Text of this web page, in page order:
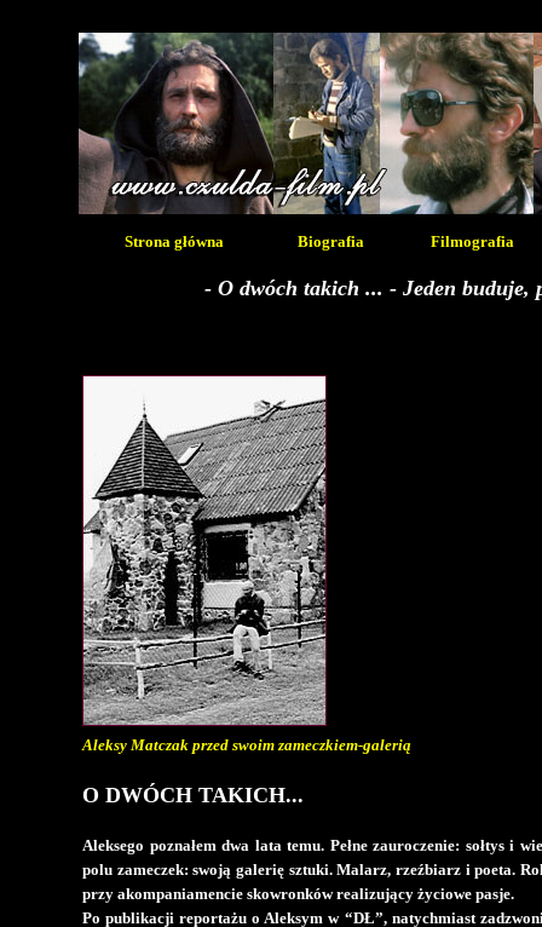
Strona główna Biografia Filmografia
- O dwóch takich ... - Jeden
Aleksy Matczak przed swoim zameczkiem-galerią
O DWÓCH TAKICH...
Aleksego poznałem dwa lata temu. Pełne zauroczenie: sołtys i
polu zameczek: swoją galerię sztuki. Malarz, rzeźbiarz i poeta.
przy akompaniamencie skowronków realizujący życiowe pasje.
Po publikacji reportażu o Aleksym w “DŁ”, natychmiast